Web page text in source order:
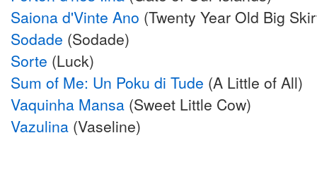
Saiona d'Vinte Ano (Twenty Year Old Big
Sodade (Sodade)
Sorte (Luck)
Sum of Me: Un Poku di Tude (A Little of All)
Vaquinha Mansa (Sweet Little Cow)
Vazulina (Vaseline)